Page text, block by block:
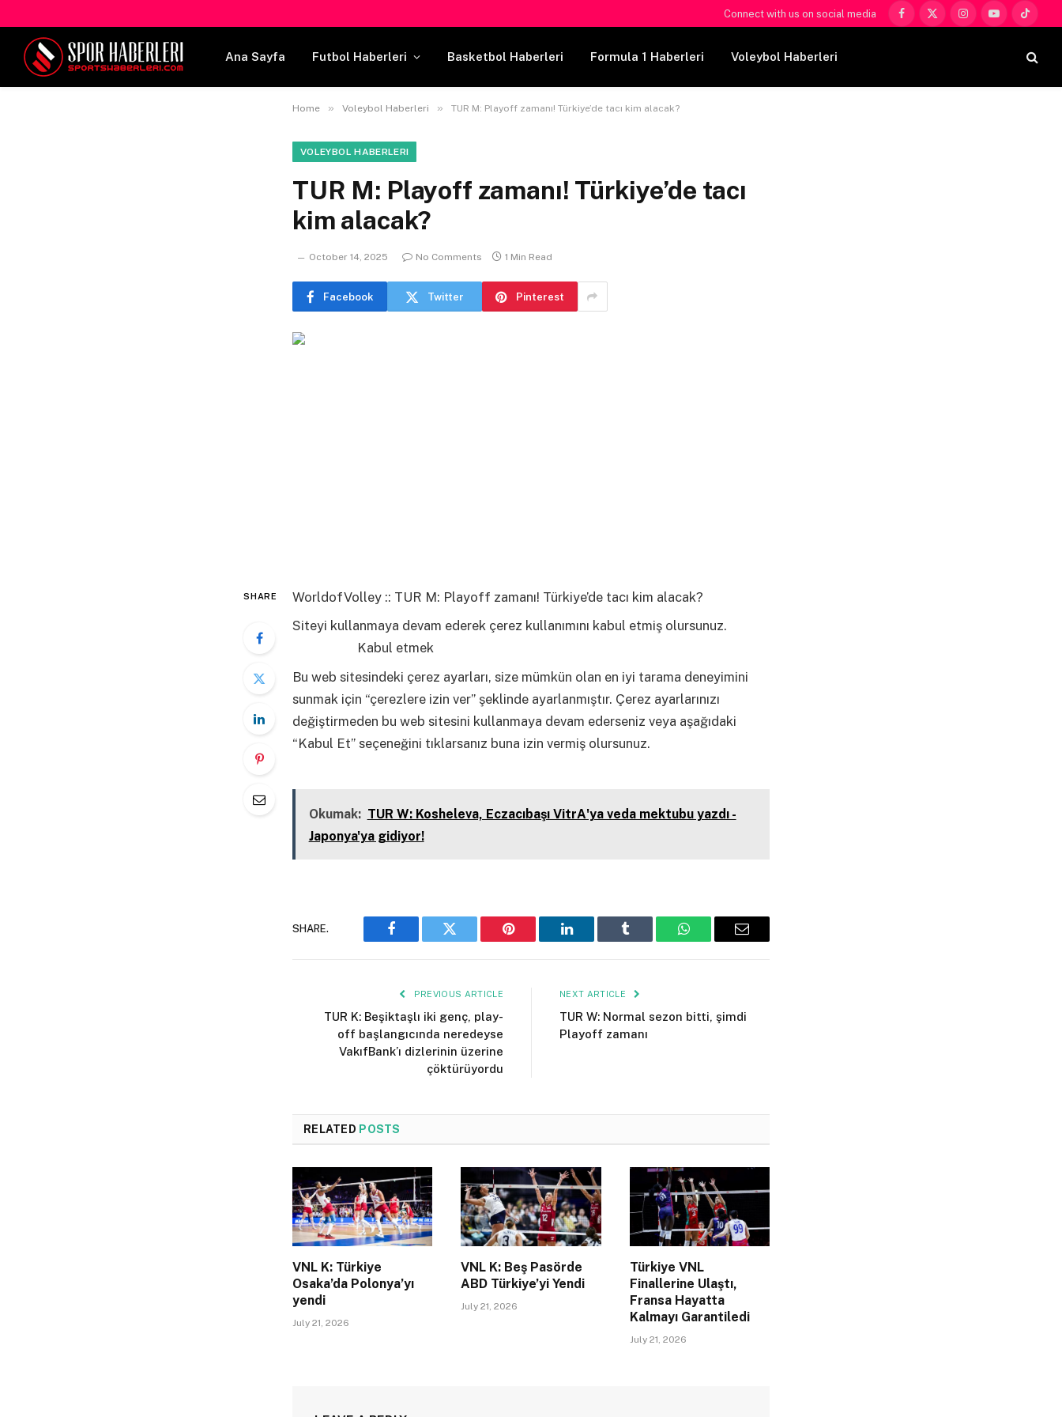
Connect with us on social media
Facebook
X
InstagramYouTubeTikTok
Ana Sayfa Futbol Haberleri Basketbol Haberleri Formula 1 Haberleri Voleybol Haberleri
Home » Voleybol Haberleri » TUR M: Playoff zamanı! Türkiye’de tacı kim alacak?
VOLEYBOL HABERLERI
TUR M: Playoff zamanı! Türkiye’de tacı
kim alacak?
October 14, 2025 No Comments 1 Min Read
Facebook Twitter Pinterest
SHARE
WorldofVolley :: TUR M: Playoff zamanı! Türkiye’de tacı kim alacak?
Siteyi kullanmaya devam ederek çerez kullanımını kabul etmiş olursunuz.
Kabul etmek
Bu web sitesindeki çerez ayarları, size mümkün olan en iyi tarama deneyimini
sunmak için “çerezlere izin ver” şeklinde ayarlanmıştır. Çerez ayarlarınızı
değiştirmeden bu web sitesini kullanmaya devam ederseniz veya aşağıdaki
“Kabul Et” seçeneğini tıklarsanız buna izin vermiş olursunuz.
Okumak: TUR W: Kosheleva, Eczacıbaşı VitrA'ya veda mektubu yazdı -
Japonya'ya gidiyor!
SHARE.
Facebook Twitter Pinterest LinkedIn Tumblr WhatsAppEmail
PREVIOUS ARTICLE
TUR K: Beşiktaşlı iki genç, play-
off başlangıcında neredeyse
VakıfBank’ı dizlerinin üzerine
çöktürüyordu
NEXT ARTICLE
TUR W: Normal sezon bitti, şimdi
Playoff zamanı
RELATED POSTS
VNL K: Türkiye
Osaka’da Polonya’yı
yendi
July 21, 2026
VNL K: Beş Pasörde
ABD Türkiye’yi Yendi
July 21, 2026
Türkiye VNL
Finallerine Ulaştı,
Fransa Hayatta
Kalmayı Garantiledi
July 21, 2026